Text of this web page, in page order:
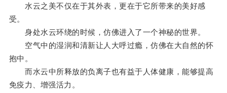
水云之美不仅在于其外表，更在于它所带来的美好感
受。
身处水云环绕的时候，仿佛进入了一个神秘的世界。
空气中的湿润和清新让人大呼过瘾，仿佛在大自然的怀
抱中。
而水云中所释放的负离子也有益于人体健康，能够提高
免疫力、增强活力。